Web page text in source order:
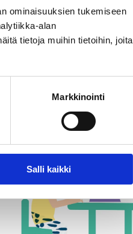
ominaisuuksien tukemiseen
alan
tietoja muihin tietoihin, joita
Markkinointi
Salli kaikki